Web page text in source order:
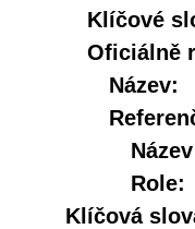
Klíčové
Oficiálně
Název:
Role:
Klíčová